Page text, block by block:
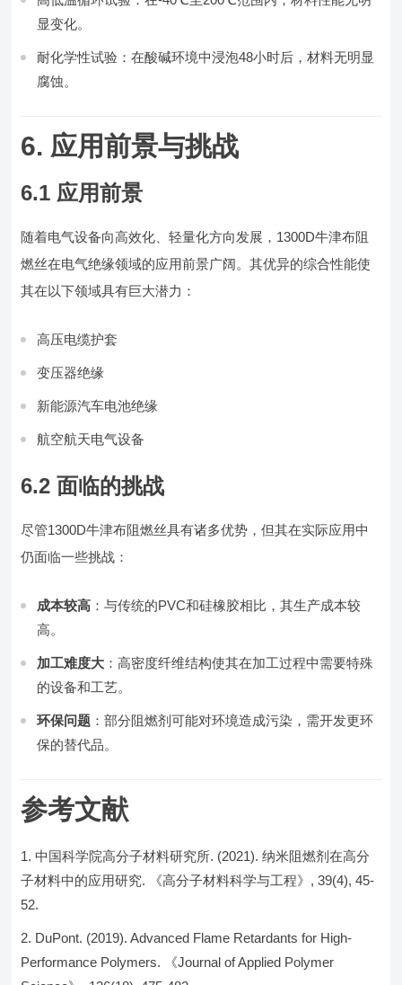
显变化。
耐化学性试验：在酸碱环境中浸泡48小时后，材料无明显
腐蚀。
6. 应用前景与挑战
6.1 应用前景
随着电气设备向高效化、轻量化方向发展，1300D牛津布阻
燃丝在电气绝缘领域的应用前景广阔。其优异的综合性能使
其在以下领域具有巨大潜力：
高压电缆护套
变压器绝缘
新能源汽车电池绝缘
航空航天电气设备
6.2 面临的挑战
尽管1300D牛津布阻燃丝具有诸多优势，但其在实际应用中
仍面临一些挑战：
成本较高 ：与传统的PVC和硅橡胶相比，其生产成本较
高。
加工难度大 ：高密度纤维结构使其在加工过程中需要特殊
的设备和工艺。
环保问题 ：部分阻燃剂可能对环境造成污染，需开发更环
保的替代品。
参考文献
中国科学院高分子材料研究所. (2021). 纳米阻燃剂在高分
子材料中的应用研究. 《高分子材料科学与工程》, 39(4), 45-
52.
DuPont. (2019). Advanced Flame Retardants for High-
Performance Polymers. 《Journal of Applied Polymer